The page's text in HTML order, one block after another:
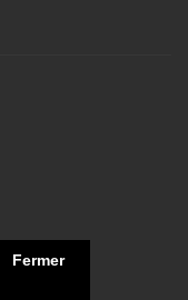
Fermer